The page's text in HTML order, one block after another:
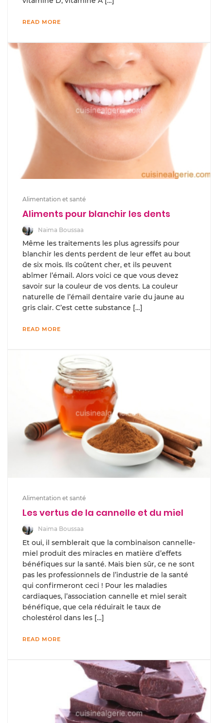
READ MORE
Alimentation et santé
Aliments pour blanchir les dents
Naima Boussaa
Même les traitements les plus agressifs pour
blanchir les dents perdent de leur effet au bout
de six mois. Ils coûtent cher, et ils peuvent
abîmer l’émail. Alors voici ce que vous devez
savoir sur la couleur de vos dents. La couleur
naturelle de l’émail dentaire varie du jaune au
gris clair. C’est cette substance […]
READ MORE
Alimentation et santé
Les vertus de la cannelle et du miel
Naima Boussaa
Et oui, il semblerait que la combinaison cannelle-
miel produit des miracles en matière d’effets
bénéfiques sur la santé. Mais bien sûr, ce ne sont
pas les professionnels de l’industrie de la santé
qui confirmeront ceci ! Pour les maladies
cardiaques, l’association cannelle et miel serait
bénéfique, que cela réduirait le taux de
cholestérol dans les […]
READ MORE